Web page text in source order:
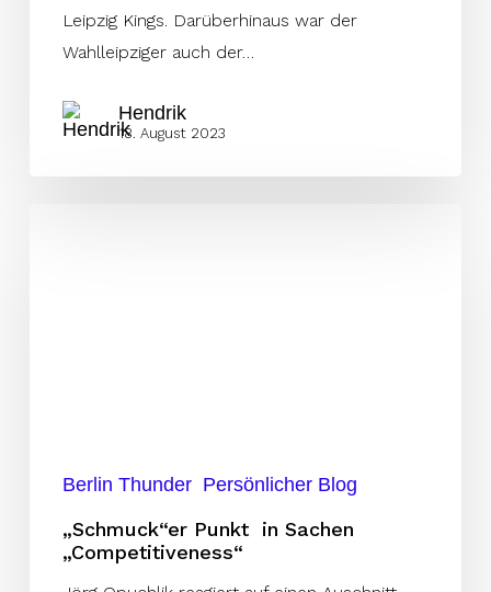
Leipzig Kings. Darüberhinaus war der
Wahlleipziger auch der…
Hendrik
18. August 2023
Berlin Thunder Persönlicher Blog
„Schmuck“er Punkt in Sachen
„Competitiveness“